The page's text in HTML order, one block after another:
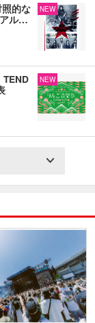
的な
ル…
NEW
NEW